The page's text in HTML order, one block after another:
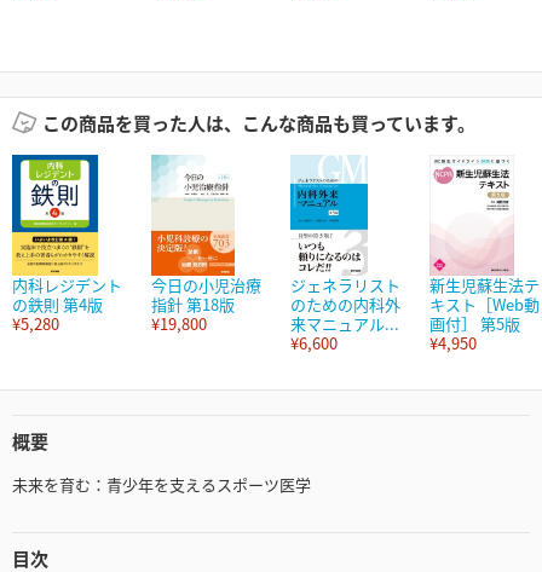
この商品を買った人は、こんな商品も買っています。
内科レジデント
の鉄則 第4版
¥5,280
今日の小児治療
指針 第18版
¥19,800
ジェネラリスト
のための内科外
来マニュアル...
¥6,600
新生児蘇生法テ
キスト［Web動
画付］ 第5版
¥4,950
概要
未来を育む：青少年を支えるスポーツ医学
目次